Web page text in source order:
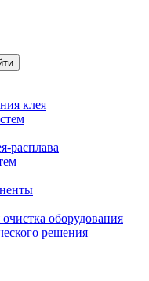
клея
расплава
оборудования
решения